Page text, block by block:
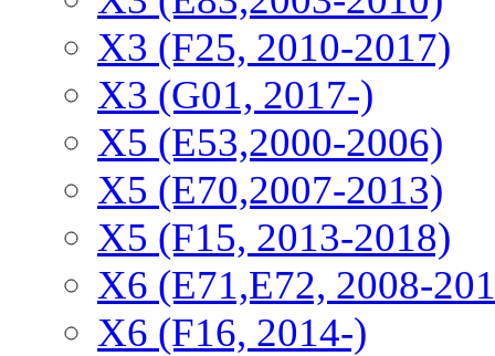
X3 (F25, 2010-2017)
X3 (G01, 2017-)
X5 (E53,2000-2006)
X5 (E70,2007-2013)
X5 (F15, 2013-2018)
X6 (E71,E72, 2008-
X6 (F16, 2014-)